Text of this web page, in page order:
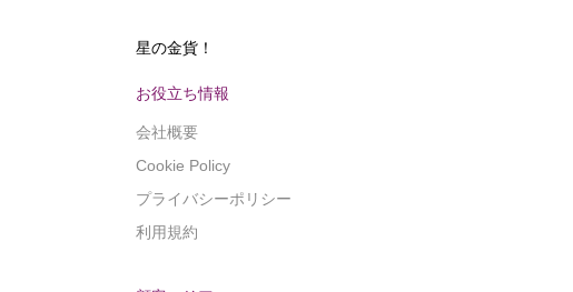
星の金貨！
お役立ち情報
会社概要
Cookie Policy
プライバシーポリシー
利用規約